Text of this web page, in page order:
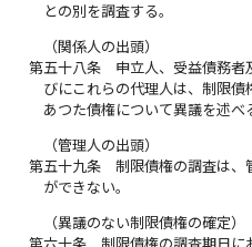
との別を調査する。
（関係人の出頭）
第五十八条
申立人、受益債務者
びにこれらの代理人は、制限
あつた債権について異議を述べ
（管理人の出頭）
第五十九条
制限債権の調査は、
ができない。
（異議のない制限債権の確定）